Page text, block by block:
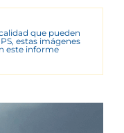
que pueden
estas imágenes
este informe